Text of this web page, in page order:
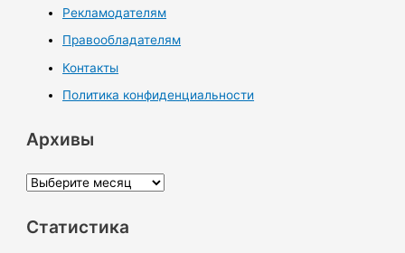
Рекламодателям
Правообладателям
Контакты
Политика конфиденциальности
Архивы
А
х
Статистика